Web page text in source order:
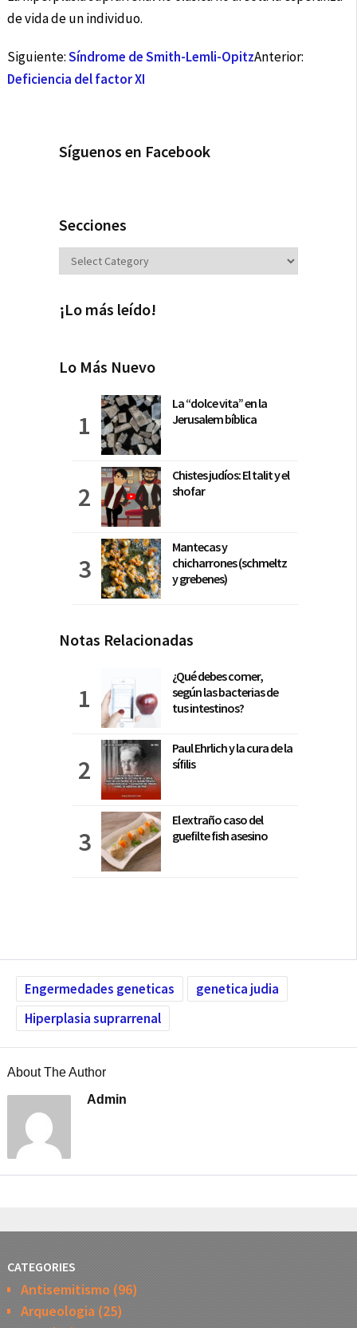
de vida de un individuo.
Siguiente:Síndrome de Smith-Lemli-OpitzAnterior:
Deficiencia del factor XI
Síguenos en Facebook
Secciones
Secciones
¡Lo más leído!
Lo Más Nuevo
La “dolce vita” en la
Jerusalem bíblica
Chistes judíos: El talit y el
shofar
Mantecas y
chicharrones (schmeltz
y grebenes)
Notas Relacionadas
¿Qué debes comer,
según las bacterias de
tus intestinos?
Paul Ehrlich y la cura de la
sífilis
El extraño caso del
guefilte fish asesino
Engermedades geneticas
genetica judia
Hiperplasia suprarrenal
About The Author
Admin
CATEGORIES
Antisemitismo (96)
Arqueologia(25)